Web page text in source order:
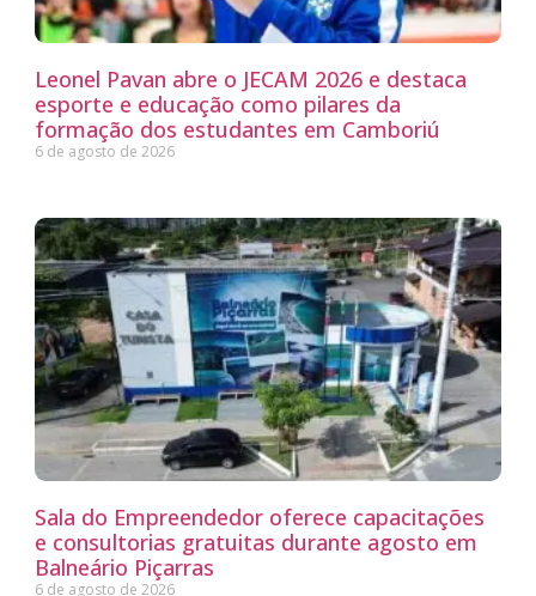
Leonel Pavan abre o JECAM 2026 e destaca
esporte e educação como pilares da
formação dos estudantes em Camboriú
6 de agosto de 2026
Sala do Empreendedor oferece capacitações
e consultorias gratuitas durante agosto em
Balneário Piçarras
6 de agosto de 2026